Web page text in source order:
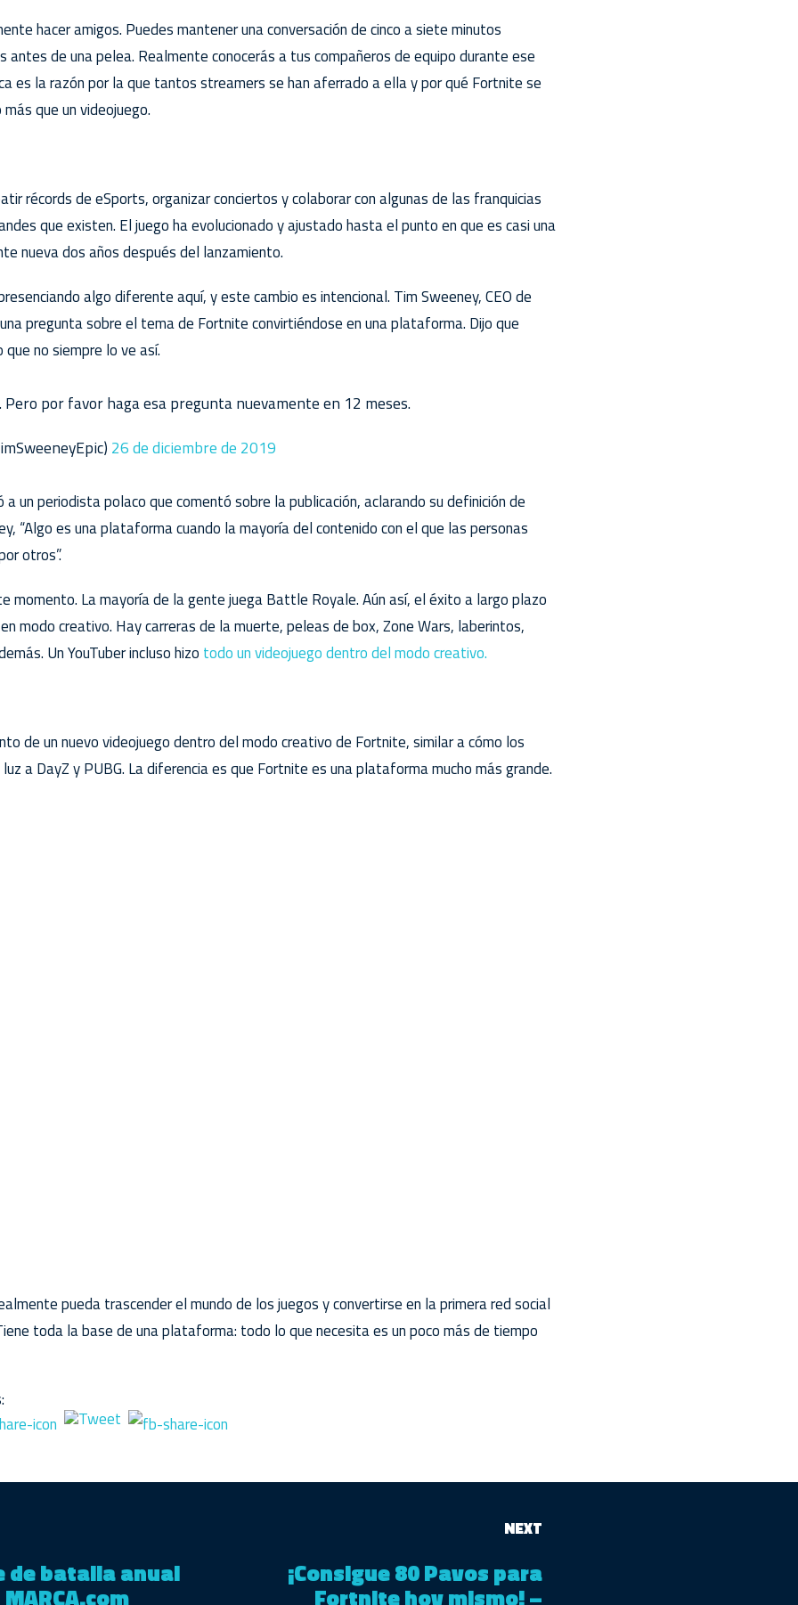
hacer amigos. Puedes mantener una conversación de cinco a siete minutos
antes de una pelea. Realmente conocerás a tus compañeros de equipo durante ese
es la razón por la que tantos streamers se han aferrado a ella y por qué Fortnite se
que un videojuego.
récords de eSports, organizar conciertos y colaborar con algunas de las franquicias
que existen. El juego ha evolucionado y ajustado hasta el punto en que es casi una
nueva dos años después del lanzamiento.
algo diferente aquí, y este cambio es intencional. Tim Sweeney, CEO de
pregunta sobre el tema de Fortnite convirtiéndose en una plataforma. Dijo que
no siempre lo ve así.
por favor haga esa pregunta nuevamente en 12 meses.
26 de diciembre de 2019
un periodista polaco que comentó sobre la publicación, aclarando su definición de
“Algo es una plataforma cuando la mayoría del contenido con el que las personas
otros”.
momento. La mayoría de la gente juega Battle Royale. Aún así, el éxito a largo plazo
modo creativo. Hay carreras de la muerte, peleas de box, Zone Wars, laberintos,
Un YouTuber incluso hizo todo un videojuego dentro del modo creativo.
de un nuevo videojuego dentro del modo creativo de Fortnite, similar a cómo los
a DayZ y PUBG. La diferencia es que Fortnite es una plataforma mucho más grande.
pueda trascender el mundo de los juegos y convertirse en la primera red social
toda la base de una plataforma: todo lo que necesita es un poco más de tiempo
de batalla anual
NEXT
¡Consigue 80 Pavos para
Fortnite hoy mismo! –